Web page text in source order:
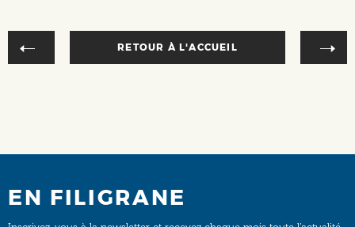
RETOUR À L'ACCUEIL
EN FILIGRANE